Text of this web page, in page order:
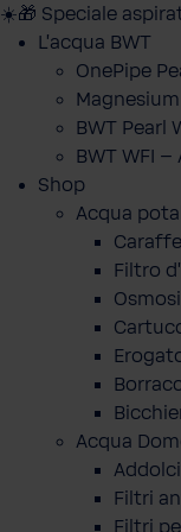
☀️🎁 Speciale
L'acqua BWT
OnePipe
BWT Pearl
BWT WFI
Shop
Acqua
Filtro
Acqua
Filtri
Filtri